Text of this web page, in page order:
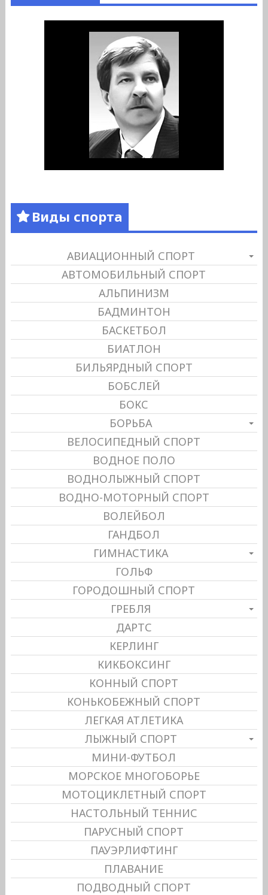
Виды спорта
АВИАЦИОННЫЙ СПОРТ
АВТОМОБИЛЬНЫЙ СПОРТ
АЛЬПИНИЗМ
БАДМИНТОН
БАСКЕТБОЛ
БИАТЛОН
БИЛЬЯРДНЫЙ СПОРТ
БОБСЛЕЙ
БОКС
БОРЬБА
ВЕЛОСИПЕДНЫЙ СПОРТ
ВОДНОЕ ПОЛО
ВОДНОЛЫЖНЫЙ СПОРТ
ВОДНО-МОТОРНЫЙ СПОРТ
ВОЛЕЙБОЛ
ГАНДБОЛ
ГИМНАСТИКА
ГОЛЬФ
ГОРОДОШНЫЙ СПОРТ
ГРЕБЛЯ
ДАРТС
КЕРЛИНГ
КИКБОКСИНГ
КОННЫЙ СПОРТ
КОНЬКОБЕЖНЫЙ СПОРТ
ЛЕГКАЯ АТЛЕТИКА
ЛЫЖНЫЙ СПОРТ
МИНИ-ФУТБОЛ
МОРСКОЕ МНОГОБОРЬЕ
МОТОЦИКЛЕТНЫЙ СПОРТ
НАСТОЛЬНЫЙ ТЕННИС
ПАРУСНЫЙ СПОРТ
ПАУЭРЛИФТИНГ
ПЛАВАНИЕ
ПОДВОДНЫЙ СПОРТ